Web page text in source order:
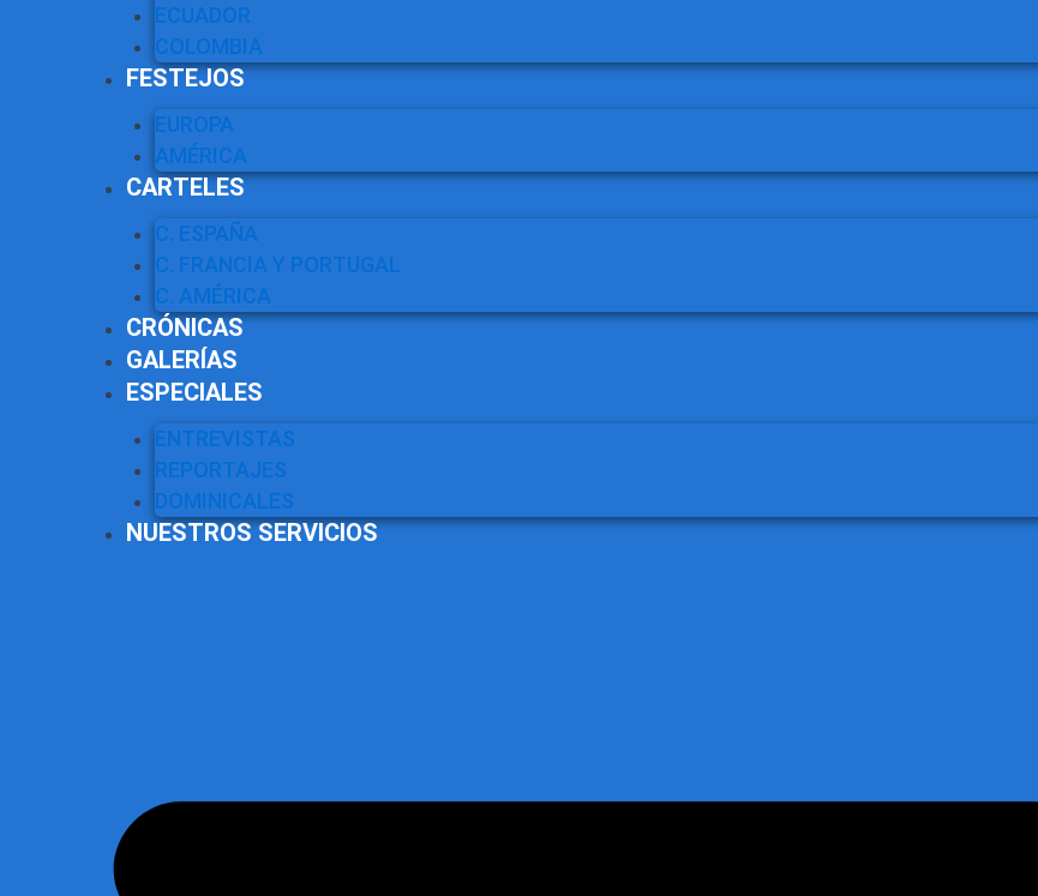
ECUADOR
COLOMBIA
FESTEJOS
EUROPA
AMÉRICA
CARTELES
C. ESPAÑA
C. FRANCIA Y PORTUGAL
C. AMÉRICA
CRÓNICAS
GALERÍAS
ESPECIALES
ENTREVISTAS
REPORTAJES
DOMINICALES
NUESTROS SERVICIOS